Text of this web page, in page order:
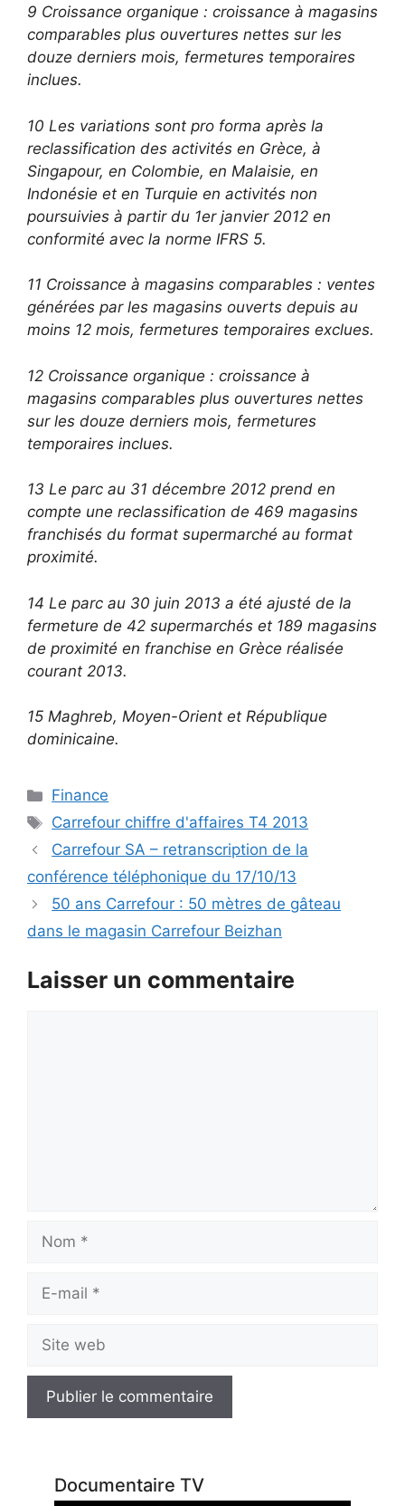
9 Croissance organique : croissance à magasins
comparables plus ouvertures nettes sur les
douze derniers mois, fermetures temporaires
inclues.
10 Les variations sont pro forma après la
reclassification des activités en Grèce, à
Singapour, en Colombie, en Malaisie, en
Indonésie et en Turquie en activités non
poursuivies à partir du 1er janvier 2012 en
conformité avec la norme IFRS 5.
11 Croissance à magasins comparables : ventes
générées par les magasins ouverts depuis au
moins 12 mois, fermetures temporaires exclues.
12 Croissance organique : croissance à
magasins comparables plus ouvertures nettes
sur les douze derniers mois, fermetures
temporaires inclues.
13 Le parc au 31 décembre 2012 prend en
compte une reclassification de 469 magasins
franchisés du format supermarché au format
proximité.
14 Le parc au 30 juin 2013 a été ajusté de la
fermeture de 42 supermarchés et 189 magasins
de proximité en franchise en Grèce réalisée
courant 2013.
15 Maghreb, Moyen-Orient et République
dominicaine.
Catégories
Finance
Étiquettes
Carrefour chiffre d'affaires T4 2013
Carrefour SA – retranscription de la
conférence téléphonique du 17/10/13
50 ans Carrefour : 50 mètres de gâteau
dans le magasin Carrefour Beizhan
Laisser un commentaire
mail
web
Documentaire TV